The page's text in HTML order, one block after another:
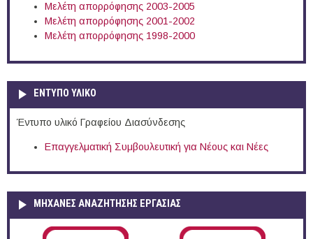
Μελέτη απορρόφησης 2003-2005
Μελέτη απορρόφησης 2001-2002
Μελέτη απορρόφησης 1998-2000
ΕΝΤΥΠΟ ΥΛΙΚΟ
Έντυπο υλικό Γραφείου Διασύνδεσης
Επαγγελματική Συμβουλευτική για Νέους και Νέες
ΜΗΧΑΝΕΣ ΑΝΑΖΗΤΗΣΗΣ ΕΡΓΑΣΙΑΣ